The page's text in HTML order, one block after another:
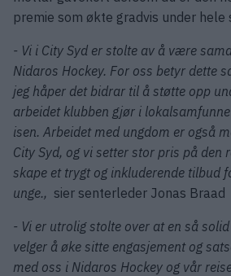
premie som økte gradvis under hele
- Vi i City Syd er stolte av å være
Nidaros Hockey. For oss betyr dette
jeg håper det bidrar til å støtte opp
arbeidet klubben gjør i
isen. Arbeidet med ungdom er også
City Syd, og vi setter stor pris på den
skape et trygt og inkluderende tilbud
unge., sier senterleder Jonas Braad
- Vi er utrolig stolte over at en så
velger å øke sitte engasjement og
med oss i Nidaros Hockey og vår